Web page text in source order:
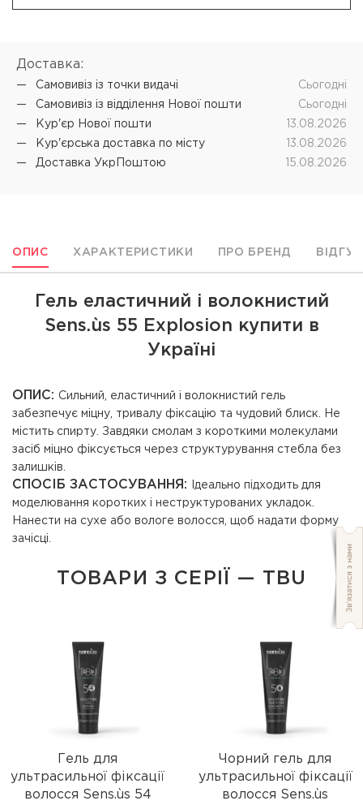
Доставка:
Самовивіз iз точки видачі
Cьогодні
Самовивіз iз відділення Нової пошти
Cьогодні
Кур'єр Нової пошти
13.08.2026
Кур'єрська доставка по місту
13.08.2026
Доставка УкрПоштою
15.08.2026
ОПИС ХАРАКТЕРИСТИКИ ПРО БРЕНД
Гель еластичний і волокнистий
Sens.ùs 55 Explosion купити в
Україні
ОПИС: Сильний, еластичний і волокнистий гель
забезпечує міцну, тривалу фіксацію та чудовий блиск. Не
містить спирту. Завдяки смолам з короткими молекулами
засіб міцно фіксується через структурування стебла без
залишків.
СПОСІБ ЗАСТОСУВАННЯ:
Ідеально підходить для
моделювання коротких і неструктурованих укладок.
Нанести на сухе або вологе волосся, щоб надати форму
зачісці.
ТОВАРИ З СЕРІЇ — TBU
Гель для
ультрасильної фіксації
волосся Sens.ùs 54
Чорний гель для
ультрасильної фіксації
волосся Sens.ùs